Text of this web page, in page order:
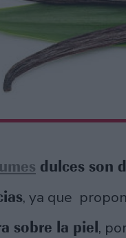
dulces son
, ya que
sobre la piel,